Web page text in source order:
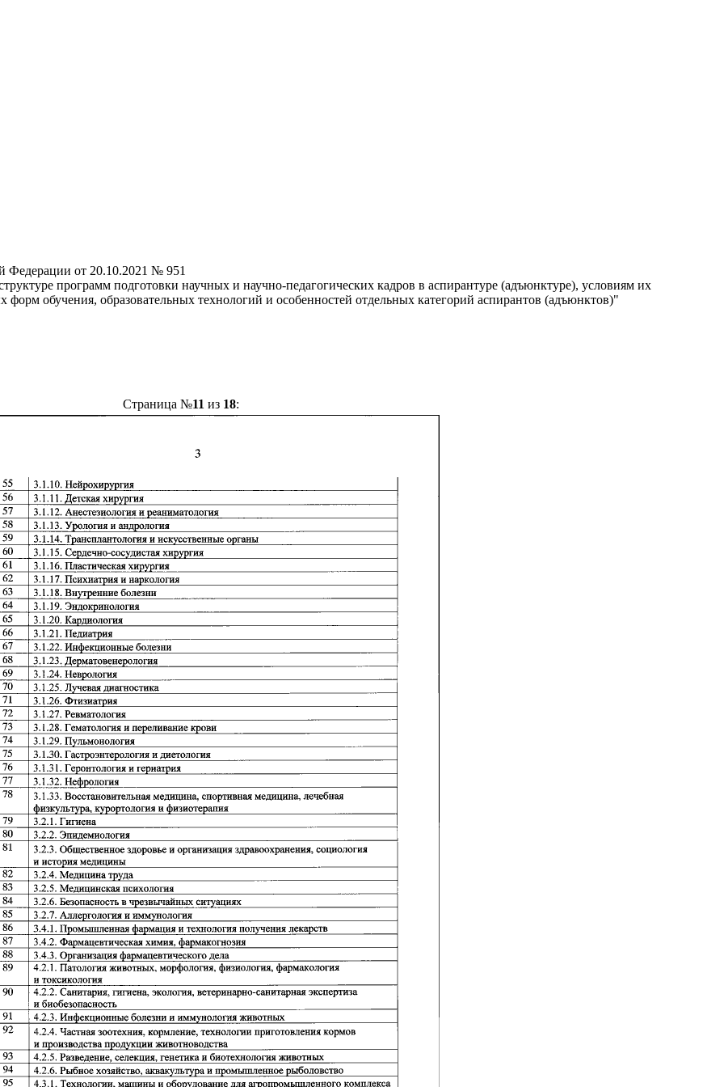
Федерации от 20.10.2021 № 951
программ подготовки научных и научно-педагогических кадров в аспирантуре (адъюнктуре), условиям их
обучения, образовательных технологий и особенностей отдельных категорий аспирантов (адъюнктов)"
Страница №11 из 18: